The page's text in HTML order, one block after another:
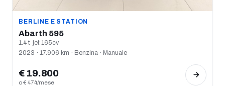
BERLINE E STATION
Abarth 595
1.4 t-jet 165cv
2023 · 17.906 km · Benzina · Manuale
€ 19.800
o € 474/mese